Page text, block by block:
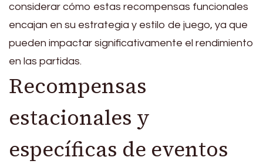
considerar cómo estas recompensas funcionales
encajan en su estrategia y estilo de juego, ya que
pueden impactar significativamente el rendimiento
en las partidas.
Recompensas
estacionales y
específicas de eventos